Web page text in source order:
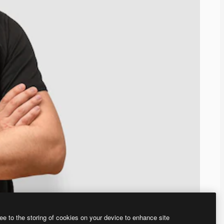
to the storing of cookies on your device to enhance site